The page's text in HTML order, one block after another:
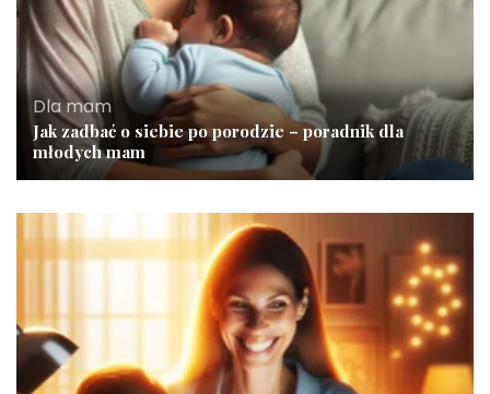
Dla mam
Jak zadbać o siebie po porodzie – poradnik dla
młodych mam